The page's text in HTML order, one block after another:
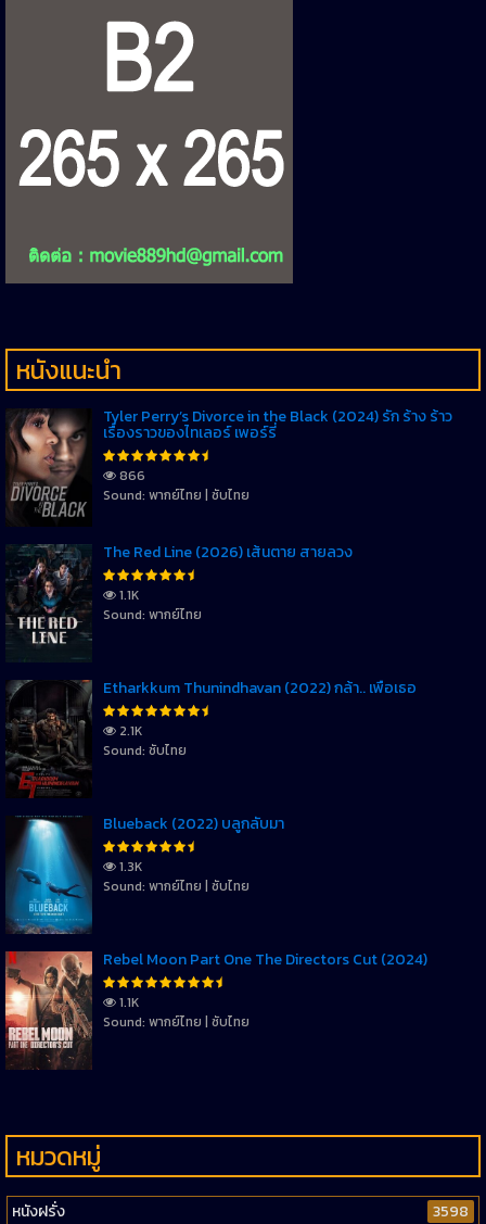
หนังแนะนำ
Tyler Perry’s Divorce in the Black (2024) รัก ร้าง ร้าว
เรื่องราวของไทเลอร์ เพอร์รี่
866
Sound: พากย์ไทย | ซับไทย
The Red Line (2026) เส้นตาย สายลวง
1.1K
Sound: พากย์ไทย
Etharkkum Thunindhavan (2022) กล้า.. เพื่อเธอ
2.1K
Sound: ซับไทย
Blueback (2022) บลูกลับมา
1.3K
Sound: พากย์ไทย | ซับไทย
Rebel Moon Part One The Directors Cut (2024)
1.1K
Sound: พากย์ไทย | ซับไทย
หมวดหมู่
หนังฝรั่ง
3598